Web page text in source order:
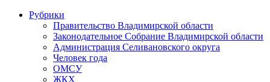
Рубрики
Правительство Владимирской области
Законодательное Собрание Владимирской области
Администрация Селивановского округа
Человек года
ОМСУ
ЖКХ